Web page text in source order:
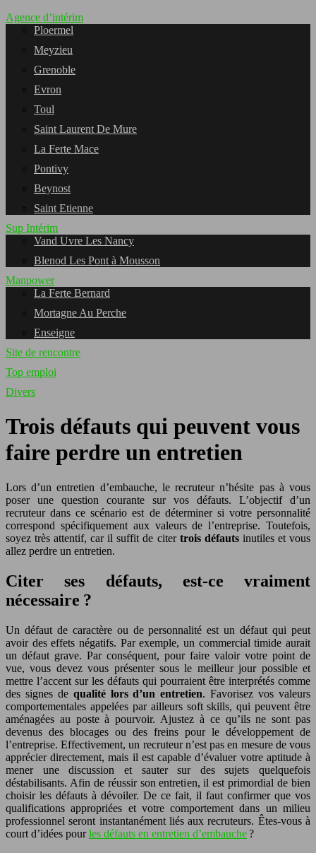
Agence d’intérim
Ploermel
Meyzieu
Grenoble
Evron
Toul
Saint Laurent De Mure
La Ferte Mace
Pontivy
Beynost
Saint Etienne
Sup Intérim
Vand Uvre Les Nancy
Blenod Les Pont à Mousson
Manpower
La Ferte Bernard
Mortagne Au Perche
Enseigne
Site de rencontre
Top emploi
Divers
Trois défauts qui peuvent vous
faire perdre un entretien
Lors d’un entretien d’embauche, le recruteur n’hésite pas à vous
poser une question courante sur vos défauts. L’objectif d’un
recruteur dans ce scénario est de déterminer si votre personnalité
correspond spécifiquement aux valeurs de l’entreprise. Toutefois,
soyez très attentif, car il suffit de citer trois défautsinutiles et vous
allez perdre un entretien.
Citer ses défauts, est-ce vraiment
nécessaire ?
Un défaut de caractère ou de personnalité est un défaut qui peut
avoir des effets négatifs. Par exemple, un commercial timide aurait
un défaut grave. Par conséquent, pour faire valoir votre point de
vue, vous devez vous présenter sous le meilleur jour possible et
mettre l’accent sur les défauts qui pourraient être interprétés comme
des signes de qualité lors d’un entretien. Favorisez vos valeurs
comportementales appelées par ailleurs soft skills, qui peuvent être
aménagées au poste à pourvoir. Ajustez à ce qu’ils ne sont pas
devenus des blocages ou des freins pour le développement de
l’entreprise. Effectivement, un recruteur n’est pas en mesure de vous
apprécier directement, mais il est capable d’évaluer votre aptitude à
mener une discussion et sauter sur des sujets quelquefois
déstabilisants. Afin de réussir son entretien, il est primordial de bien
choisir les défauts à dévoiler. De ce fait, il faut confirmer que vos
qualifications appropriées et votre comportement dans un milieu
professionnel seront instantanément liés aux recruteurs. Êtes-vous à
court d’idées pourles défauts en entretien d’embauche?